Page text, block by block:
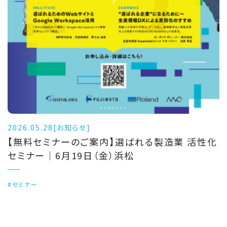
2026.05.28 [お知らせ]
【無料セミナーのご案内】選ばれる製造業 活性化
セミナー｜6月19日（金）浜松
#セミナー